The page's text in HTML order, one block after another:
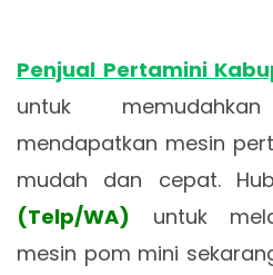
Penjual Pertamini
untuk
mendapatkan mesin
mudah dan cepat.
(Telp/WA) untuk
mesin pom mini